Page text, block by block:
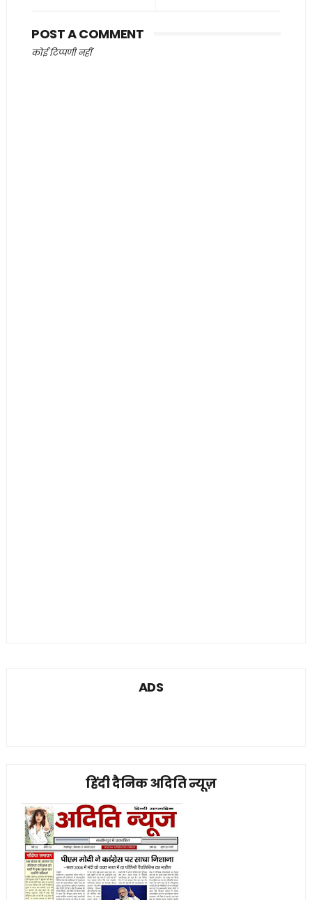
POST A COMMENT
कोई टिप्पणी नहीं
ADS
हिंदी दैनिक अदिति न्यूज़